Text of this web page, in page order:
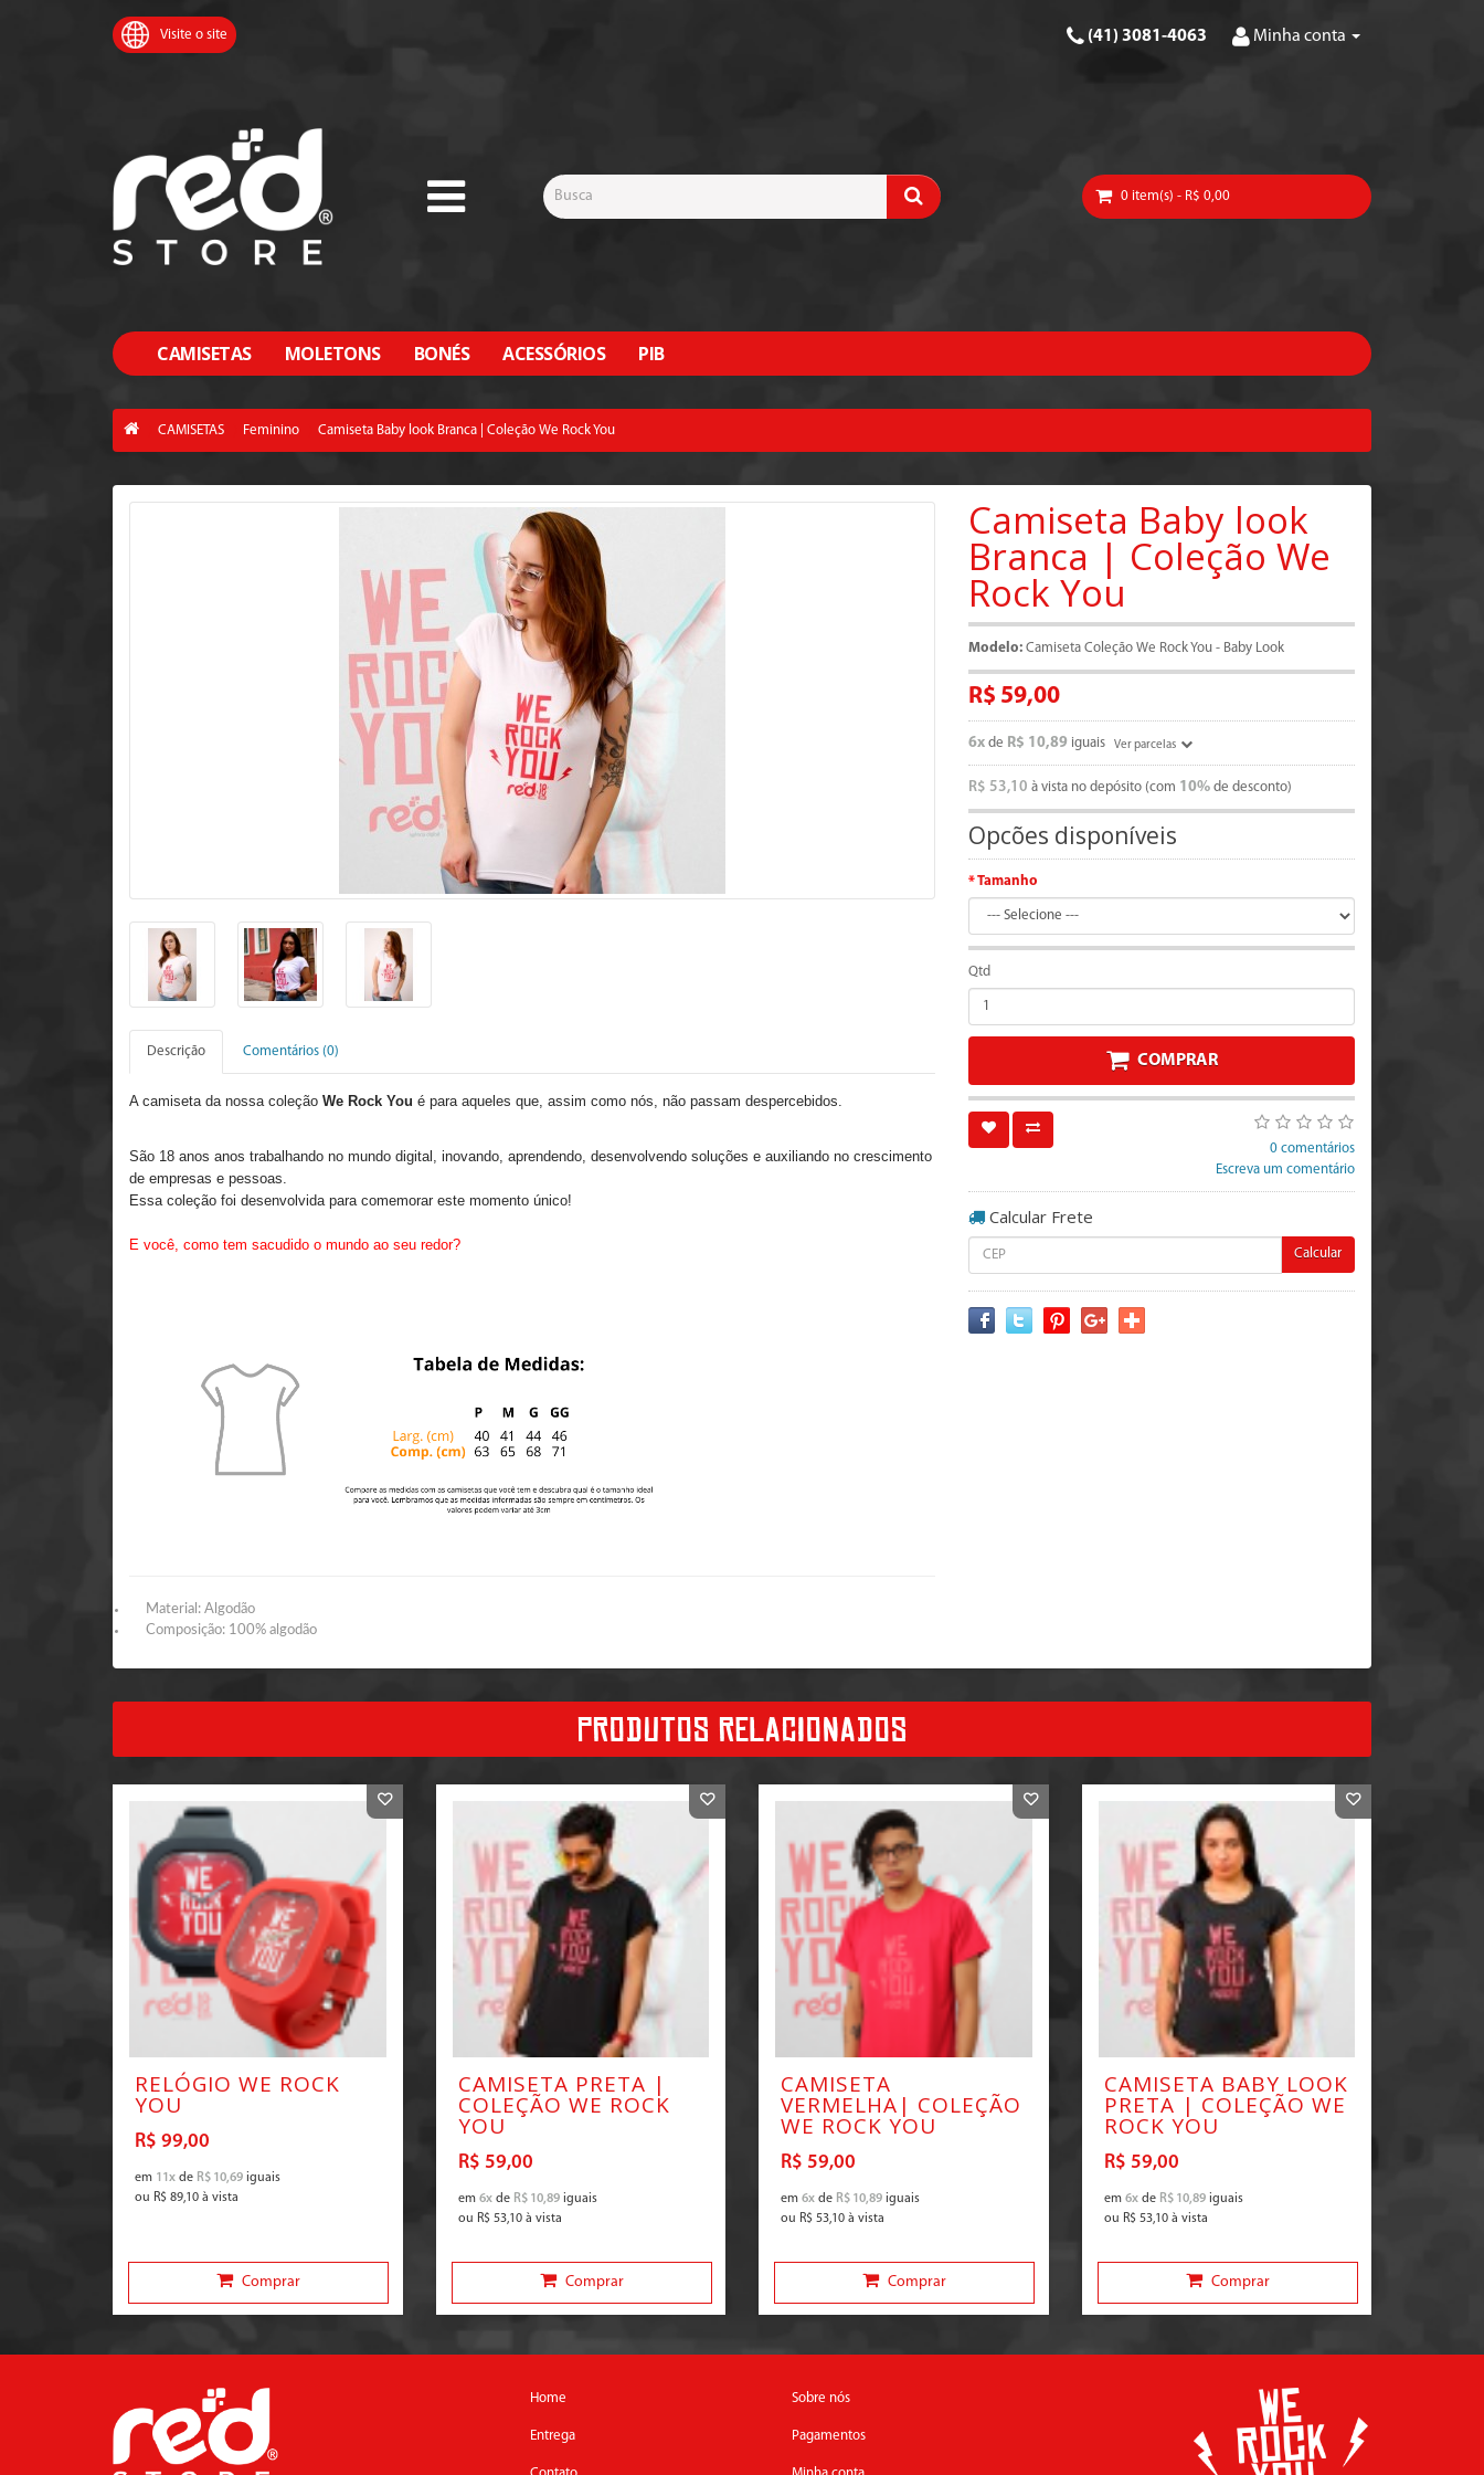
Visite o site (41) 3081-4063 Minha conta
0 item(s) - R$ 0,00
CAMISETAS MOLETONS BONÉS ACESSÓRIOS PIB
CAMISETAS Feminino Camiseta Baby look Branca | Coleção We Rock You
Camiseta Baby look
Branca | Coleção We
Rock You
Modelo: Camiseta Coleção We Rock You - Baby Look
R$ 59,00
6x de R$ 10,89 iguais Ver parcelas
R$ 53,10 à vista no depósito (com 10% de desconto)
Opcões disponíveis
Tamanho
Qtd
COMPRAR
0 comentários
Escreva um comentário
Calcular Frete
Calcular
Descrição Comentários (0)
A camiseta da nossa coleção We Rock You é para aqueles que, assim como nós, não passam despercebidos.
São 18 anos anos trabalhando no mundo digital, inovando, aprendendo, desenvolvendo soluções e auxiliando no crescimento
de empresas e pessoas.
Essa coleção foi desenvolvida para comemorar este momento único!
E você, como tem sacudido o mundo ao seu redor?
Material: Algodão
Composição: 100% algodão
PRODUTOS RELACIONADOS
RELÓGIO WE ROCK
YOU
R$ 99,00
em 11x de R$ 10,69 iguais
ou R$ 89,10 à vista
Comprar
CAMISETA PRETA |
COLEÇÃO WE ROCK
YOU
R$ 59,00
em 6xde R$ 10,89 iguais
ou R$ 53,10à vista
Comprar
CAMISETA
VERMELHA| COLEÇÃO
WE ROCK YOU
R$ 59,00
em 6x de R$ 10,89 iguais
ou R$ 53,10 à vista
Comprar
CAMISETA BABY LOOK
PRETA | COLEÇÃO WE
ROCK YOU
R$ 59,00
em 6xde R$ 10,89 iguais
ou R$ 53,10à vista
Comprar
Home
Entrega
Sobre nós
Pagamentos